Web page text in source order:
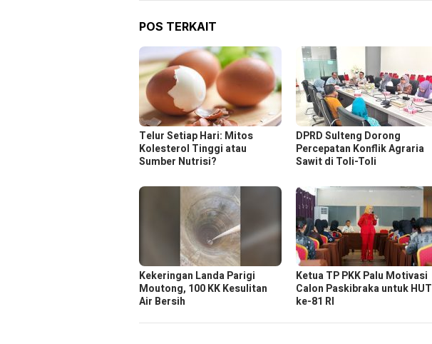
POS TERKAIT
Telur Setiap Hari: Mitos
Kolesterol Tinggi atau
Sumber Nutrisi?
DPRD Sulteng Dorong
Percepatan Konflik Agraria
Sawit di Toli-Toli
Kekeringan Landa Parigi
Moutong, 100 KK Kesulitan
Air Bersih
Ketua TP PKK Palu Motivasi
Calon Paskibraka untuk HUT
ke-81 RI